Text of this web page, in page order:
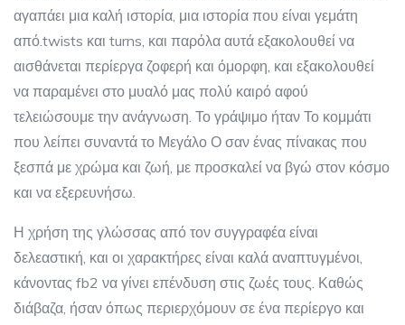
αγαπάει μια καλή ιστορία, μια ιστορία που είναι γεμάτη
από.twists και turns, και παρόλα αυτά εξακολουθεί να
αισθάνεται περίεργα ζοφερή και όμορφη, και εξακολουθεί
να παραμένει στο μυαλό μας πολύ καιρό αφού
τελειώσουμε την ανάγνωση. Το γράψιμο ήταν Το κομμάτι
που λείπει συναντά το Μεγάλο Ο σαν ένας πίνακας που
ξεσπά με χρώμα και ζωή, με προσκαλεί να βγώ στον κόσμο
και να εξερευνήσω.
Η χρήση της γλώσσας από τον συγγραφέα είναι
δελεαστική, και οι χαρακτήρες είναι καλά αναπτυγμένοι,
κάνοντας fb2 να γίνει επένδυση στις ζωές τους. Καθώς
διάβαζα, ήσαν όπως περιερχόμουν σε ένα περίεργο και